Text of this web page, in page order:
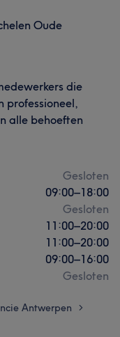
Oude
die
professioneel,
alle behoeften
Gesloten
09:00–18:00
Gesloten
11:00–20:00
11:00–20:00
09:00–16:00
Gesloten
Antwerpen >